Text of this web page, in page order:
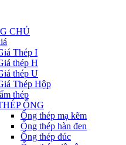
CHỦ
Thép I
thép H
thép U
Thép Hộp
thép
ỐNG
Ống thép mạ kẽm
Ống thép hàn đen
Ống thép đúc